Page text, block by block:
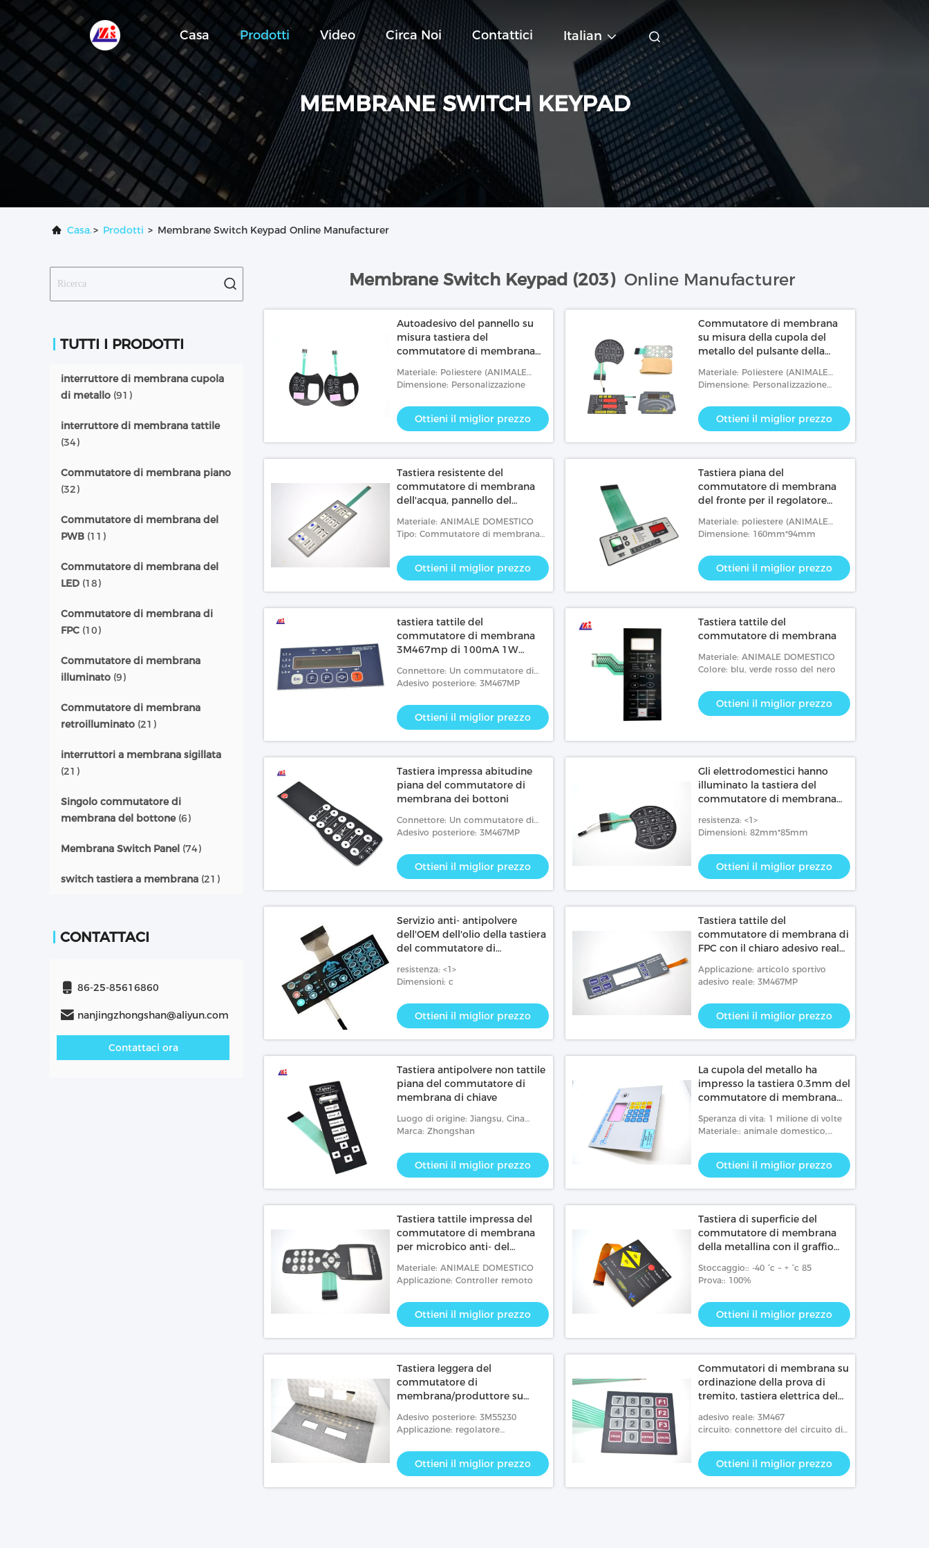
Casa Prodotti Video Circa Noi Contattici Italian
MEMBRANE SWITCH KEYPAD
Casa.> Prodotti > Membrane Switch Keypad Online Manufacturer
TUTTI I PRODOTTI
interruttore di membrana cupola
di metallo (91)
interruttore di membrana tattile
(34)
Commutatore di membrana piano
(32)
Commutatore di membrana del
PWB (11)
Commutatore di membrana del
LED (18)
Commutatore di membrana di
FPC (10)
Commutatore di membrana
illuminato (9)
Commutatore di membrana
retroilluminato (21)
interruttori a membrana sigillata
(21)
Singolo commutatore di
membrana del bottone(6)
Membrana Switch Panel (74)
switch tastiera a membrana (21)
CONTATTACI
86-25-85616860
nanjingzhongshan@aliyun.com
Contattaci ora
Membrane Switch Keypad (203) Online Manufacturer
Autoadesivo del pannello su
misura tastiera del
commutatore di membrana
poliestere
Materiale: Poliestere (ANIMALE
DOMESTICO), policarbonato (PC)
Dimensione: Personalizzazione
Ottieni il miglior prezzo
Commutatore di membrana
su misura della cupola del
metallo del pulsante della
membrana
Materiale: Poliestere (ANIMALE
DOMESTICO), policarbonato (PC)
Dimensione: Personalizzazione
Ottieni il miglior prezzo
Tastiera resistente del
commutatore di membrana
dell'acqua, pannello del
membrana
Materiale: ANIMALE DOMESTICO
Tipo: Commutatore di membrana
Ottieni il miglior prezzo
Tastiera piana del
commutatore di membrana
del fronte per il regolatore
Materiale: poliestere (ANIMALE
DOMESTICO) e policarbonato (PC).
Dimensione: 160mm*94mm
Ottieni il miglior prezzo
tastiera tattile del
commutatore di membrana
3M467mp di 100mA 1W
Connettore: Un commutatore di
membrana chiave
Adesivo posteriore: 3M467MP
Ottieni il miglior prezzo
Tastiera tattile del
commutatore di membrana
Materiale: ANIMALE DOMESTICO
Colore: blu, verde rosso del nero
Ottieni il miglior prezzo
Tastiera impressa abitudine
piana del commutatore di
membrana dei bottoni
Connettore: Un commutatore di
membrana chiave
Adesivo posteriore: 3M467MP
Ottieni il miglior prezzo
Gli elettrodomestici hanno
illuminato la tastiera del
commutatore di membrana
posteriore di EL
resistenza: <1>
Dimensioni: 82mm*85mm
Ottieni il miglior prezzo
Servizio anti- antipolvere
dell'OEM dell'olio della tastiera
del commutatore di
della parte posteriore della
resistenza: <1>
Dimensioni: c
Ottieni il miglior prezzo
Tastiera tattile del
commutatore di membrana di
FPC con il chiaro adesivo reale
Applicazione: articolo sportivo
adesivo reale: 3M467MP
Ottieni il miglior prezzo
Tastiera antipolvere non tattile
piana del commutatore di
membrana di chiave
Luogo di origine: Jiangsu, Cina
(continente)
Marca: Zhongshan
Ottieni il miglior prezzo
La cupola del metallo ha
impresso la tastiera 0.3mm del
commutatore di membrana
Speranza di vita: 1 milione di volte
Materiale:: animale domestico,
Ottieni il miglior prezzo
Tastiera tattile impressa del
commutatore di membrana
per microbico anti- del
Materiale: ANIMALE DOMESTICO
Applicazione: Controller remoto
Ottieni il miglior prezzo
Tastiera di superficie del
commutatore di membrana
della metallina con il graffio
resistente
Stoccaggio:: -40 °c ~ + °c 85
Prova:: 100%
Ottieni il miglior prezzo
Tastiera leggera del
commutatore di
membrana/produttore su
membrana
Adesivo posteriore: 3M55230
Applicazione: regolatore
Ottieni il miglior prezzo
Commutatori di membrana su
ordinazione della prova di
tremito, tastiera elettrica del
adesivo reale: 3M467
circuito: connettore del circuito di
Ottieni il miglior prezzo